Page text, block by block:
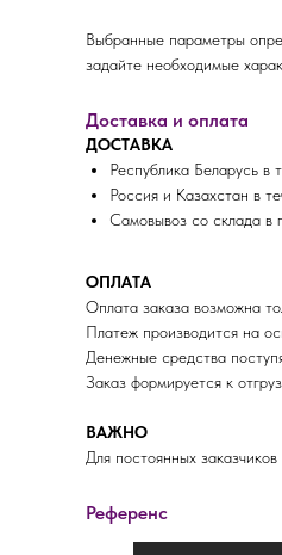
Выбранные параметры
задайте необходимые
Доставка и оплата
ДОСТАВКА
Республика Беларусь в
Россия и Казахстан в
Самовывоз со склада в
ОПЛАТА
Оплата заказа возможна
Платеж производится на
Денежные средства
Заказ формируется к
ВАЖНО
Для постоянных
Референс